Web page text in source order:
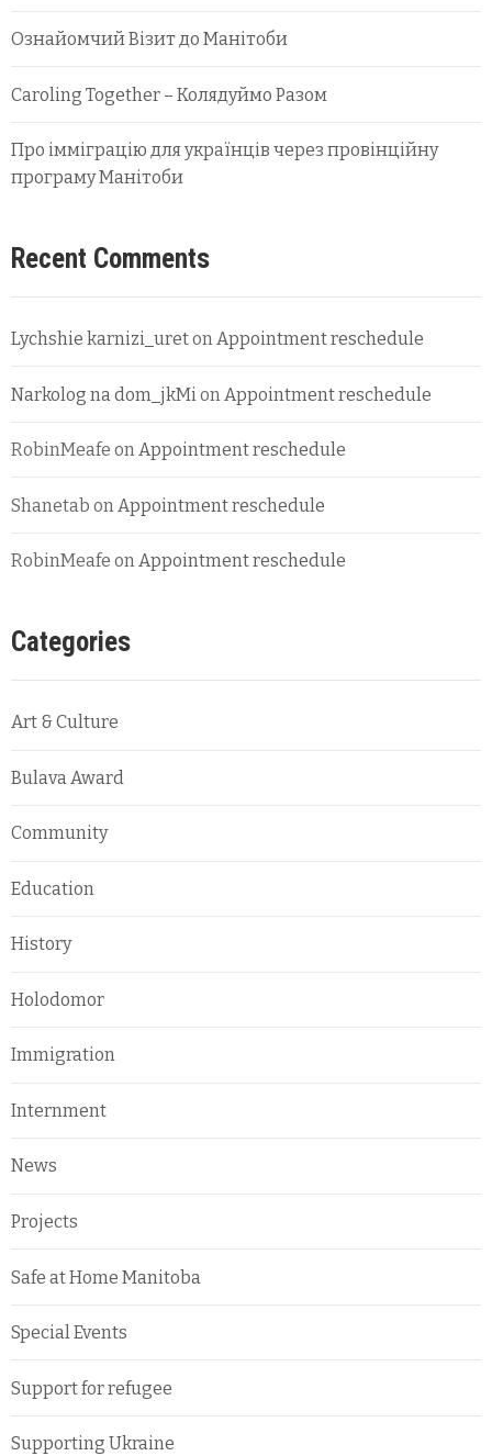
Ознайомчий Візит до Манітоби
Caroling Together – Колядуймо Разом
Про імміграцію для українців через провінційну
програму Манітоби
Recent Comments
Lychshie karnizi_uretonAppointment reschedule
Narkolog na dom_jkMi on Appointment reschedule
RobinMeafe onAppointment reschedule
Shanetab on Appointment reschedule
RobinMeafe onAppointment reschedule
Categories
Art & Culture
Bulava Award
Community
Education
History
Holodomor
Immigration
Internment
News
Projects
Safe at Home Manitoba
Special Events
Support for refugee
Supporting Ukraine